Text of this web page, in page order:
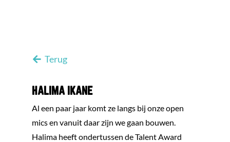
Terug
HALIMA IKANE
Al een paar jaar komt ze langs bij onze open
mics en vanuit daar zijn we gaan bouwen.
Halima heeft ondertussen de Talent Award